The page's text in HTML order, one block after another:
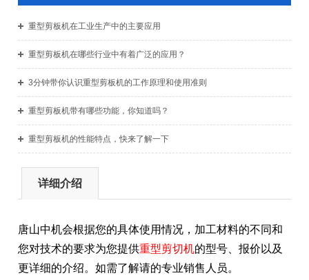
重型剪板机在工业生产中的主要应用
重型剪板机在哪些行业中有着广泛的应用？
3分钟带你认识重型剪板机的工作原理和使用准则
重型剪板机带有哪些功能，你知道吗？
重型剪板机的性能特点，快来了解一下
详细介绍
唐山中机会根据您的具体使用情况，加工材料的不同和
您对技术的要求为您提供重型剪切机的型号、报价以及
更详细的介绍。如需了解请的专业销售人员。